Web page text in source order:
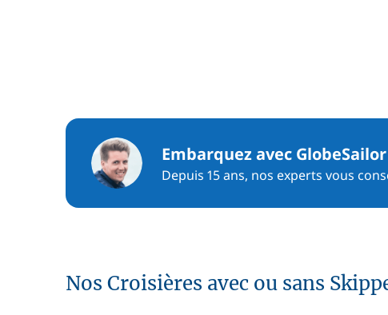
Embarquez avec GlobeSailor
Depuis 15 ans, nos experts vous
Nos Croisières avec ou sans